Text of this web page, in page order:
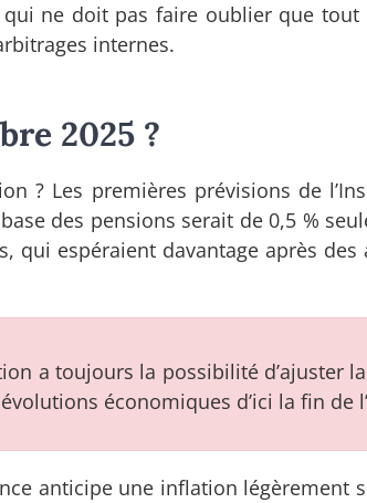
ne doit pas faire oublier que tout
internes.
2025 ?
? Les premières prévisions de
des pensions serait de 0,5 %
qui espéraient davantage après des
a toujours la possibilité d’ajuster
économiques d’ici la fin de
anticipe une inflation légèrement